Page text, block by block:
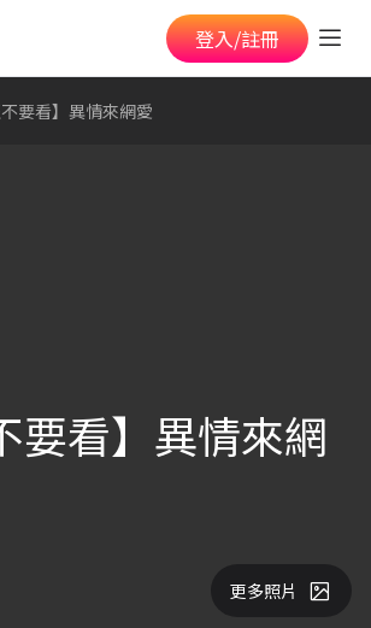
登入/註冊
不要看】異情來網愛
要看】異情來網
更多照片